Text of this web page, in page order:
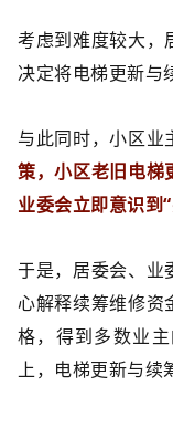
考虑到难度较大，
决定将电梯更新与
与此同时，小区业
策，小区老旧电梯
业委会立即意识到
于是，居委会、业
心解释续筹维修资
格，得到多数业
上，电梯更新与续